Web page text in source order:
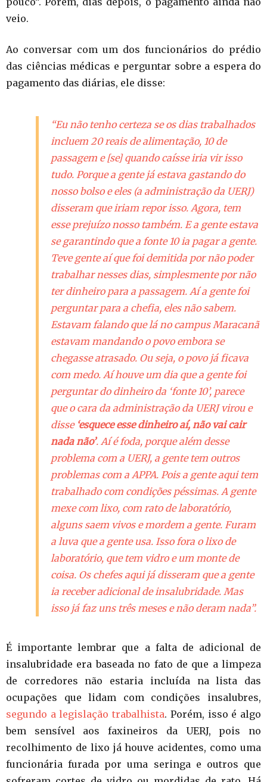
veio.
Ao conversar com um dos funcionários do prédio
das ciências médicas e perguntar sobre a espera do
pagamento das diárias, ele disse:
“Eu não tenho certeza se os dias trabalhados
incluem 20 reais de alimentação, 10 de
passagem e [se] quando caísse iria vir isso
tudo. Porque a gente já estava gastando do
nosso bolso e eles (a administração da UERJ)
disseram que iriam repor isso. Agora, tem
esse prejuízo nosso também. E a gente estava
se garantindo que a fonte 10 ia pagar a gente.
Teve gente aí que foi demitida por não poder
trabalhar nesses dias, simplesmente por não
ter dinheiro para a passagem. Aí a gente foi
perguntar para a chefia, eles não sabem.
Estavam falando que lá no campus Maracanã
estavam mandando o povo embora se
chegasse atrasado. Ou seja, o povo já ficava
com medo. Aí houve um dia que a gente foi
perguntar do dinheiro da ‘fonte 10’, parece
que o cara da administração da UERJ virou e
disse ‘esquece esse dinheiro aí, não vai cair
nada não’. Aí é foda, porque além desse
problema com a UERJ, a gente tem outros
problemas com a APPA. Pois a gente aqui tem
trabalhado com condições péssimas. A gente
mexe com lixo, com rato de laboratório,
alguns saem vivos e mordem a gente. Furam
a luva que a gente usa. Isso fora o lixo de
laboratório, que tem vidro e um monte de
coisa. Os chefes aqui já disseram que a gente
ia receber adicional de insalubridade. Mas
isso já faz uns três meses e não deram nada”.
É importante lembrar que a falta de adicional de
insalubridade era baseada no fato de que a limpeza
de corredores não estaria incluída na lista das
ocupações que lidam com condições insalubres,
segundo a legislação trabalhista. Porém, isso é algo
bem sensível aos faxineiros da UERJ, pois no
recolhimento de lixo já houve acidentes, como uma
funcionária furada por uma seringa e outros que